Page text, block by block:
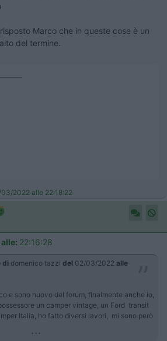
Marco che in queste cose è un
del termine.
2022 alle 22:18:22
alle: 22:16:28
di domenico tazzi del 02/03/2022 alle
e sono nuovo del forum, finalmente anche io,
un camper vintage, un Ford transit
Italia, ho fatto diversi lavori, mi sono però
...